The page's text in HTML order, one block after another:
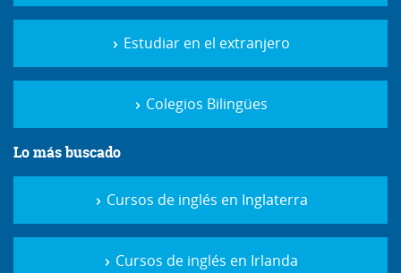
Estudiar en el extranjero
Colegios Bilingües
Lo más buscado
Cursos de inglés en Inglaterra
Cursos de inglés en Irlanda